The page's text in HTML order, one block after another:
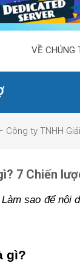
VỀ CHÚNG
Công ty TNHH
7 Chiến
sao để nội
gì?